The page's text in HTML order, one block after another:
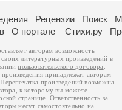
Рецензии Поиск
О портале Стихи.ру
авторам возможность
литературных произведений в
пользовательского договора
принадлежат авторам
. Перепечатка произведений возможна
к которому вы можете
странице. Ответственность за
несут самостоятельно на